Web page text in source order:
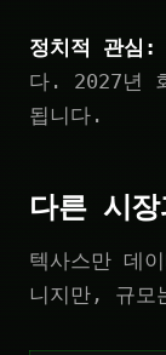
정치적 관심:
다. 2027년
됩니다.
다른 시
텍사스만 데
니지만, 규모